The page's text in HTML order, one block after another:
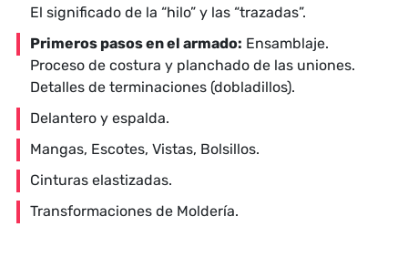
El significado de la “hilo” y las “trazadas”.
Primeros pasos en el armado: Ensamblaje.
Proceso de costura y planchado de las uniones.
Detalles de terminaciones (dobladillos).
Delantero y espalda.
Mangas, Escotes, Vistas, Bolsillos.
Cinturas elastizadas.
Transformaciones de Moldería.